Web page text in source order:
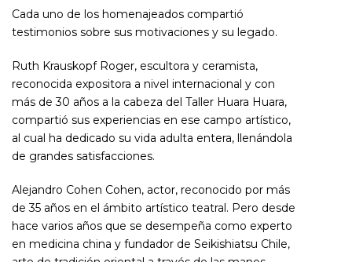
Cada uno de los homenajeados compartió
testimonios sobre sus motivaciones y su legado.
Ruth Krauskopf Roger, escultora y ceramista,
reconocida expositora a nivel internacional y con
más de 30 años a la cabeza del Taller Huara Huara,
compartió sus experiencias en ese campo artístico,
al cual ha dedicado su vida adulta entera, llenándola
de grandes satisfacciones.
Alejandro Cohen Cohen, actor, reconocido por más
de 35 años en el ámbito artístico teatral. Pero desde
hace varios años que se desempeña como experto
en medicina china y fundador de Seikishiatsu Chile,